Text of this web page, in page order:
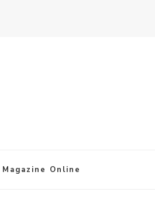
Magazine Online